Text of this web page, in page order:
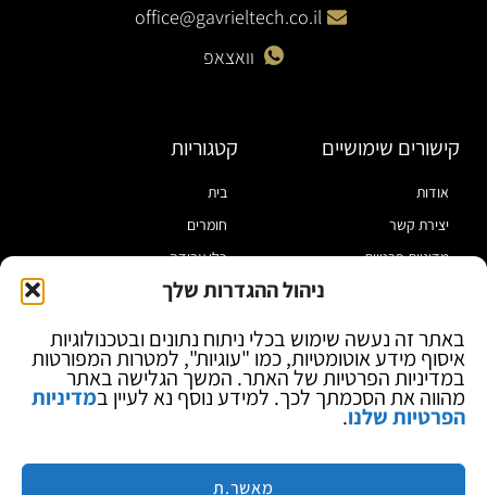
ניהול ההגדרות שלך
באתר זה נעשה שימוש בכלי ניתוח נתונים ובטכנולוגיות
איסוף מידע אוטומטיות, כמו "עוגיות", למטרות המפורטות
במדיניות הפרטיות של האתר. המשך הגלישה באתר
מהווה את הסכמתך לכך. למידע נוסף נא לעיין במדיניות
הפרטיות שלנו.
מאשר.ת
office@gavrieltech.co.il
וואצאפ
קישורים שימושיים
אודות
יצירת קשר
מדיניות פרטיות
בלוג
קטגוריות
בית
חומרים
כלי עבודה
מוצרי הלחמה
ספקי כח ומודדים
ציוד אופטי להגדלה
מותגים